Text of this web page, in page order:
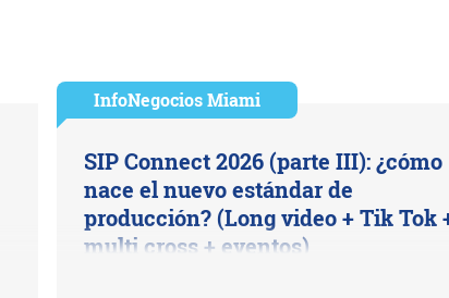
InfoNegocios Miami
SIP Connect 2026 (parte III): ¿cómo
nace el nuevo estándar de
producción? (Long video + Tik Tok
multi cross + eventos)